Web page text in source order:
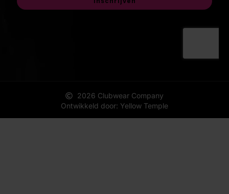
2026 Clubwear Company
Ontwikkeld door: Yellow Temple